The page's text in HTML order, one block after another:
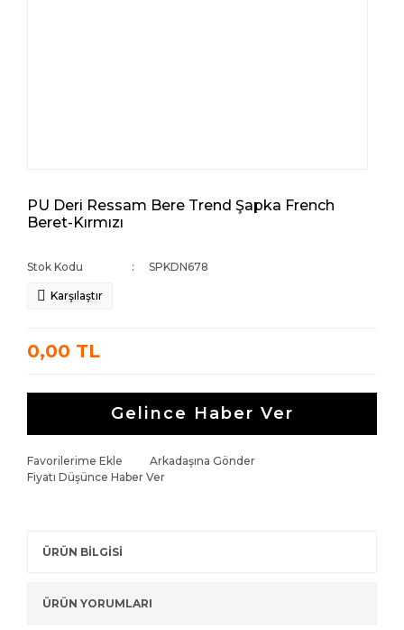
PU Deri Ressam Bere Trend Şapka French
Beret-Kırmızı
Stok Kodu SPKDN678
Karşılaştır
0,00 TL
Gelince Haber Ver
Favorilerime Ekle
Arkadaşına Gönder
Fiyatı Düşünce Haber Ver
ÜRÜN BİLGİSİ
ÜRÜN YORUMLARI